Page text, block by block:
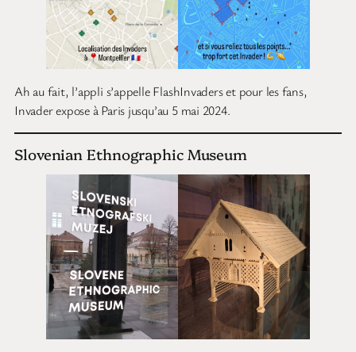
Ah au fait, l’appli s’appelle FlashInvaders et pour les fans,
Invader expose à Paris jusqu’au 5 mai 2024.
Slovenian Ethnographic Museum